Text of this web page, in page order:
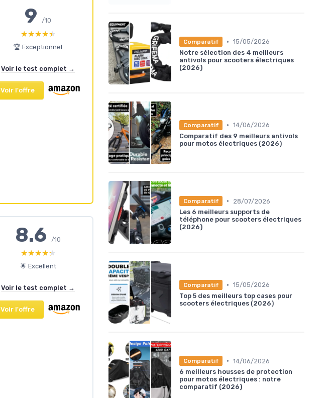
9/10
★★★★★
★★★★★
🏆 Exceptionnel
Voir le test complet →
Voir l'offre
8.6/10
★★★★★
★★★★★
🌟 Excellent
Voir le test complet →
Voir l'offre
Comparatif • 15/05/2026
Notre sélection des 4 meilleurs
antivols pour scooters électriques
(2026)
Comparatif • 14/06/2026
Comparatif des 9 meilleurs antivols
pour motos électriques (2026)
Comparatif •
28/07/2026
Les 6 meilleurs supports de
téléphone pour scooters électriques
(2026)
Comparatif • 15/05/2026
Top 5 des meilleurs top cases pour
scooters électriques (2026)
Comparatif • 14/06/2026
6 meilleurs housses de protection
pour motos électriques : notre
comparatif (2026)